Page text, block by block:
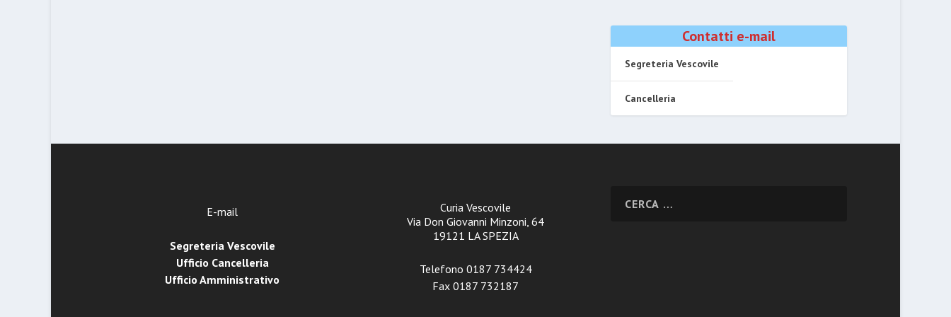
Contatti e-mail
Segreteria Vescovile
Cancelleria
E-mail
Segreteria Vescovile
Ufficio Cancelleria
Ufficio Amministrativo
Curia Vescovile
Via Don Giovanni Minzoni, 64
19121 LA SPEZIA
Telefono 0187 734424
Fax 0187 732187